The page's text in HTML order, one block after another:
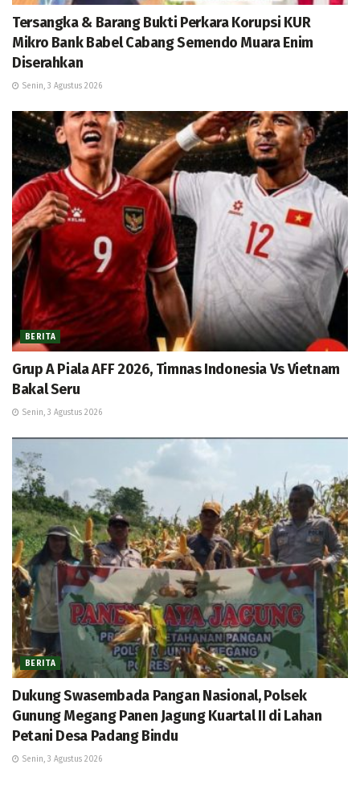
Tersangka & Barang Bukti Perkara Korupsi KUR
Mikro Bank Babel Cabang Semendo Muara Enim
Diserahkan
Senin, 3 Agustus 2026
BERITA
Grup A Piala AFF 2026, Timnas Indonesia Vs Vietnam
Bakal Seru
Senin, 3 Agustus 2026
BERITA
Dukung Swasembada Pangan Nasional, Polsek
Gunung Megang Panen Jagung Kuartal II di Lahan
Petani Desa Padang Bindu
Senin, 3 Agustus 2026